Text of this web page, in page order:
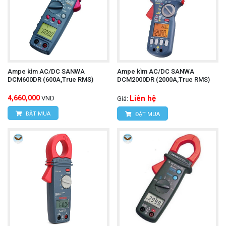
cho phép kết nối với máy ghi biểu đồ hoặc thiết
bị thu thập dữ liệu để giám sát và phân tích dòng
điện theo thời gian.
Overload Protection: Lên đến 100A AC, DC trong
Thiết kế nhỏ gọn và trọng lượng nhẹ:
26(D)mm.
Kích thước kìm: 153(L) × 23(W) × 18(D)mm.
Trọng lượng: Khoảng 220g (bao gồm pin). Thiết
kế siêu nhẹ và nhỏ gọn giúp dễ dàng mang theo
và thao tác bằng một tay.
Ampe kìm AC/DC SANWA
DCM600DR (600A,True RMS)
4,660,000 VND
ĐẶT MUA
Ampe kìm AC/DC SANWA
DCM2000DR (2000A,True RMS)
Giá: Liên hệ
ĐẶT MUA